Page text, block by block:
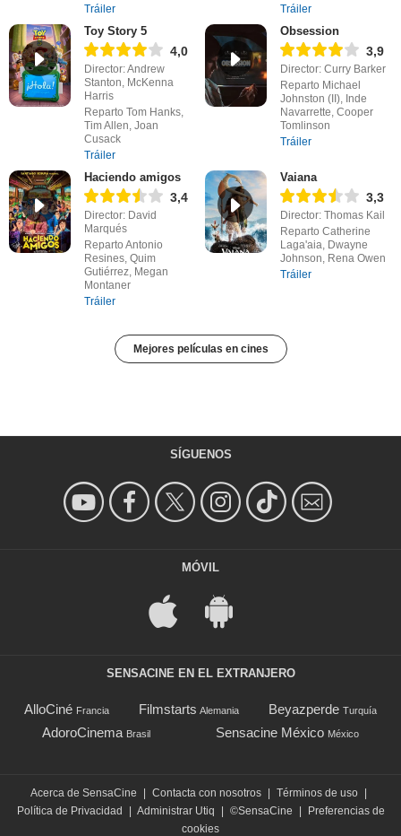
Tráiler
Tráiler
Toy Story 5
4,0
Director: Andrew
Stanton, McKenna
Harris
Reparto Tom Hanks,
Tim Allen, Joan
Cusack
Tráiler
Obsession
3,9
Director: Curry Barker
Reparto Michael
Johnston (II), Inde
Navarrette, Cooper
Tomlinson
Tráiler
Haciendo amigos
3,4
Director: David
Marqués
Reparto Antonio
Resines, Quim
Gutiérrez, Megan
Montaner
Tráiler
Vaiana
3,3
Director: Thomas Kail
Reparto Catherine
Laga'aia, Dwayne
Johnson, Rena Owen
Tráiler
Mejores películas en cines
SÍGUENOS
MÓVIL
SENSACINE EN EL EXTRANJERO
AlloCiné Francia Filmstarts Alemania Beyazperde Turquía
AdoroCinema Brasil Sensacine México México
Acerca de SensaCine | Contacta con nosotros | Términos de uso |
Política de Privacidad
| Administrar Utiq | ©SensaCine |
Preferencias de
cookies